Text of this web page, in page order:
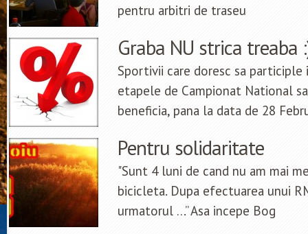
pentru arbitri de traseu
Graba NU strica treaba
Sportivii care doresc sa
etapele de Campionat National
beneficia, pana la data de 28
Pentru solidaritate
"Sunt 4 luni de cand nu am mai
bicicleta. Dupa efectuarea unui
urmatorul …” Asa incepe Bog